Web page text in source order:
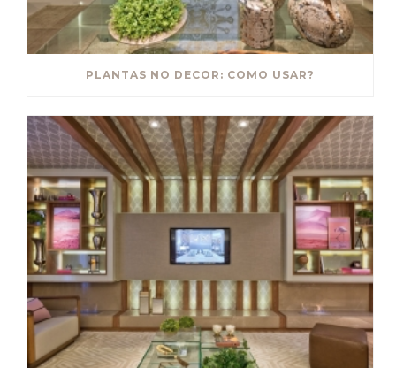
PLANTAS NO DECOR: COMO USAR?